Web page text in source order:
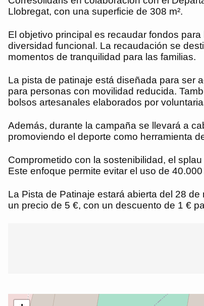
Llobregat, con una superficie de 308 m².
El objetivo principal es recaudar fondos
diversidad funcional. La recaudación se
momentos de tranquilidad para las familias.
La pista de patinaje está diseñada para ser
para personas con movilidad reducida.
bolsos artesanales elaborados por
Además, durante la campaña se llevará a
promoviendo el deporte como herramienta
Comprometido con la sostenibilidad, el
Este enfoque permite evitar el uso de
La Pista de Patinaje estará abierta del 28
un precio de 5 €, con un descuento de 1 €